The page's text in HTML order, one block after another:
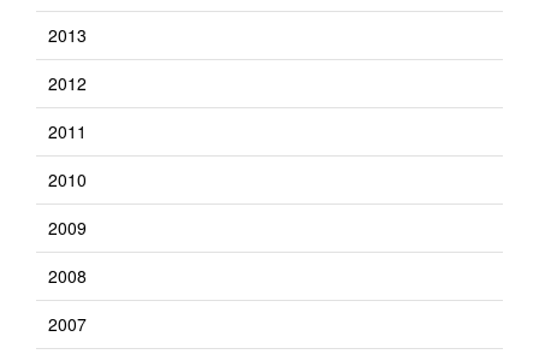
2013
2012
2011
2010
2009
2008
2007